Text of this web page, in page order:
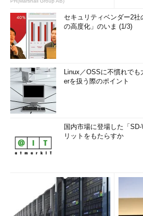
セキュリティベンダー2
の高度化」のいま (1/3)
Linux／OSSに不慣れで
erを扱う際のポイント
国内市場に登場した「
リットをもたらすか